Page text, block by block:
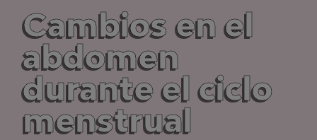
Cambios en el
abdomen
durante el ciclo
menstrual